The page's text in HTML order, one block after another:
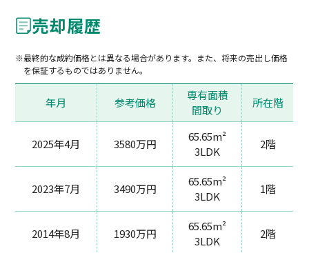
売却履歴
最終的な成約価格とは異なる場合があります。また、将来の売出し価格
を保証するものではありません。
年月 参考価格
専有面積
間取り
所在階
2025年4月 3580万円
65.65m²
3LDK
2階
2023年7月 3490万円
65.65m²
3LDK
1階
2014年8月 1930万円
65.65m²
3LDK
2階